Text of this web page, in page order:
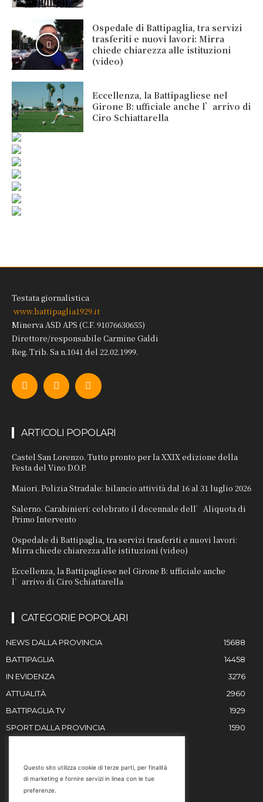
Ospedale di Battipaglia, tra servizi
trasferiti e nuovi lavori: Mirra
chiede chiarezza alle istituzioni
(video)
Eccellenza, la Battipagliese nel
Girone B: ufficiale anche l’arrivo di
Ciro Schiattarella
Testata giornalistica
www.battipaglia1929.it
Minerva ASD APS (C.F. 91076630655)
Direttore/responsabile Carmine Galdi
Reg. Trib. Sa n.1041 del 22.02.1999.
ARTICOLI POPOLARI
Castel San Lorenzo. Tutto pronto per la XXIX edizione della
Festa del Vino D.O.P.
Maiori. Polizia Stradale: bilancio attività dal 16 al 31 luglio 2026
Salerno. Carabinieri: celebrato il decennale dell’Aliquota di
Primo Intervento
Ospedale di Battipaglia, tra servizi trasferiti e nuovi lavori:
Mirra chiede chiarezza alle istituzioni (video)
Eccellenza, la Battipagliese nel Girone B: ufficiale anche
l’arrivo di Ciro Schiattarella
CATEGORIE POPOLARI
NEWS DALLA PROVINCIA
15688
BATTIPAGLIA
14458
IN EVIDENZA
3276
ATTUALITÀ
2960
BATTIPAGLIA TV
1929
SPORT DALLA PROVINCIA
1590
Email
Questo sito utilizza cookie di terze parti, per finalità
di marketing e fornire servizi in linea con le tue
preferenze.